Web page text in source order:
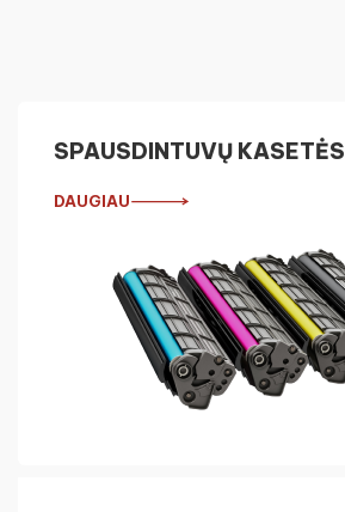
SPAUSDINTUVŲ KASETĖS
DAUGIAU